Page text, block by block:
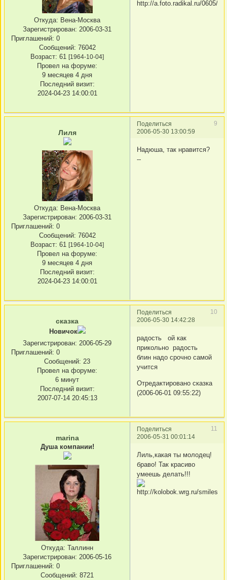
Откуда: Вена-Москва
Зарегистрирован: 2006-03-31
Приглашений: 0
Сообщений: 76042
Возраст: 61 [1964-10-04]
Провел на форуме:
9 месяцев 4 дня
Последний визит:
2024-04-23 14:00:01
Поделиться
9
2006-05-30 13:00:59
Лиля
Откуда: Вена-Москва
Зарегистрирован: 2006-03-31
Приглашений: 0
Сообщений: 76042
Возраст: 61 [1964-10-04]
Провел на форуме:
9 месяцев 4 дня
Последний визит:
2024-04-23 14:00:01
Надюша, так нравится?
--
Поделиться
10
2006-05-30 14:42:28
сказка
Новичок
Зарегистрирован: 2006-05-29
Приглашений: 0
Сообщений: 23
Провел на форуме:
6 минут
Последний визит:
2007-07-14 20:45:13
радость ой как
прикольно радость
блин надо срочно самой
учится
Отредактировано сказка
(2006-06-01 09:55:22)
Поделиться
11
2006-05-31 00:01:14
marina
Душа компании!
Откуда: Таллинн
Зарегистрирован: 2006-05-16
Приглашений: 0
Сообщений: 8721
Лиль,какая ты молодец!
браво! Так красиво
умеешь делать!!!